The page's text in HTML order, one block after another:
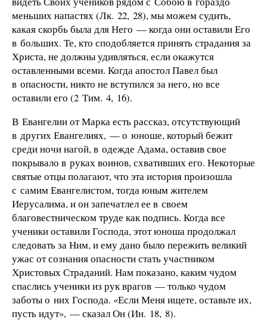
меньших напастях (Лк. 22, 28), мы можем судить,
какая скорбь была для Него — когда они оставили Его
в больших. Те, кто сподобляется принять страдания за
Христа, не должны удивляться, если окажутся
оставленными всеми. Когда апостол Павел был
в опасности, никто не вступился за него, но все
оставили его (2 Тим. 4, 16).
В Евангелии от Марка есть рассказ, отсутствующий
в других Евангелиях, — о юноше, который бежит
среди ночи нагой, в одежде Адама, оставив свое
покрывало в руках воинов, схвативших его. Некоторые
святые отцы полагают, что эта история произошла
с самим Евангелистом, тогда юным жителем
Иерусалима, и он запечатлел ее в своем
благовестническом труде как подпись. Когда все
ученики оставили Господа, этот юноша продолжал
следовать за Ним, и ему дано было пережить великий
ужас от сознания опасности стать участником
Христовых Страданий. Нам показано, каким чудом
спаслись ученики из рук врагов — только чудом
заботы о них Господа. «Если Меня ищете, оставьте их,
пусть идут», — сказал Он (Ин. 18, 8).